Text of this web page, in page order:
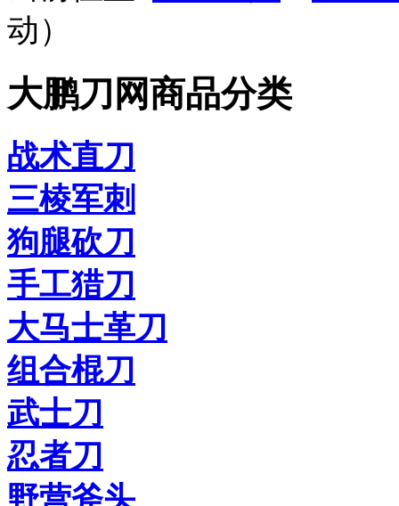
动）
大鹏刀网商品分类
战术直刀
三棱军刺
狗腿砍刀
手工猎刀
大马士革刀
组合棍刀
武士刀
忍者刀
野营斧头